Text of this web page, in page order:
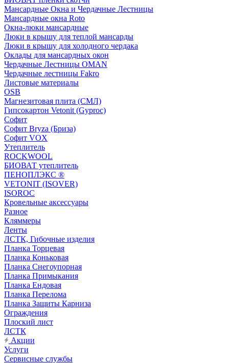
Мансардные Окна и Чердачные Лестницы
Мансардные окна Roto
Окна-люки мансардные
Люки в крышу для теплой мансарды
Люки в крышу для холодного чердака
Оклады для мансардных окон
Чердачные Лестницы OMAN
Чердачные лестницы Fakro
Листовые материалы
OSB
Магнезитовая плита (СМЛ)
Гипсокартон Vetonit (Gyproc)
Софит
Софит Bryza (Бриза)
Софит VOX
Утеплитель
ROCKWOOL
БИОВАТ утеплитель
ПЕНОПЛЭКС ®
VETONIT (ISOVER)
ISOROC
Кровельные аксессуары
Разное
Кляммеры
Ленты
ЛСТК, Гибочные изделия
Планка Торцевая
Планка Коньковая
Планка Снегоупорная
Планка Примыкания
Планка Ендовая
Планка Перелома
Планка Защиты Карниза
Ограждения
Плоский лист
ЛСТК
Акции
Услуги
Сервисные службы